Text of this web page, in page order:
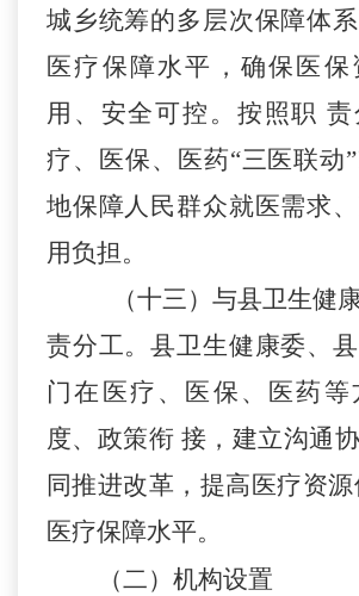
城乡统筹的多层次保障体
医疗保障水平，确保医保
用、安全可控。按照职 责
疗、医保、医药“三医联动
地保障人民群众就医需求
用负担。
（十三）与县卫生健
责分工。县卫生健康委、
门在医疗、医保、医药等
度、政策衔 接，建立沟通
同推进改革，提高医疗资
医疗保障水平。
（二）机构设置